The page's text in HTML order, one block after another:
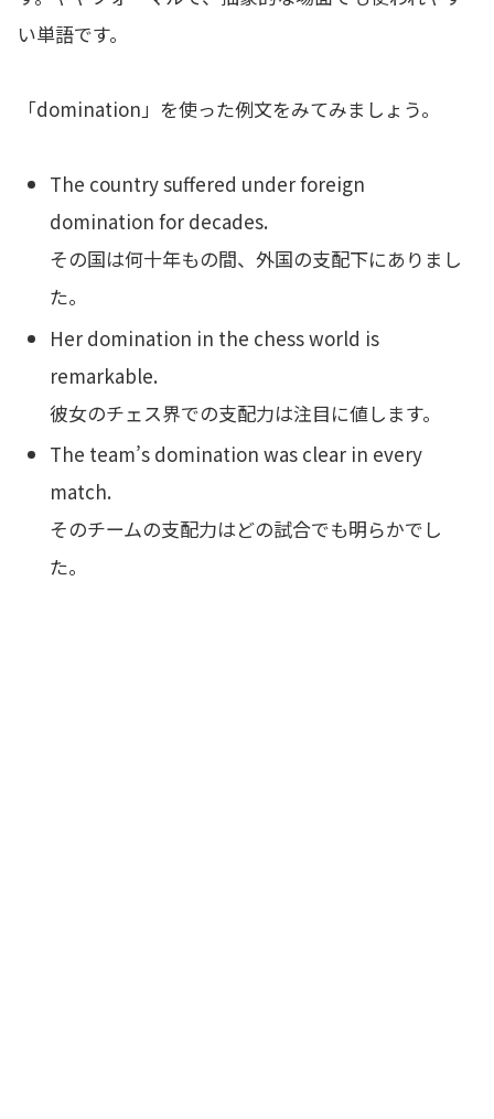
い単語です。
「domination」を使った例文をみてみましょう。
The country suffered under foreign
domination for decades.
その国は何十年もの間、外国の支配下にありまし
た。
Her domination in the chess world is
remarkable.
彼女のチェス界での支配力は注目に値します。
The team’s domination was clear in every
match.
そのチームの支配力はどの試合でも明らかでし
た。